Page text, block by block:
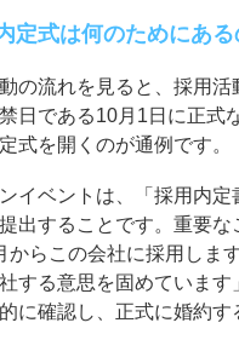
定式は何のためにある
の流れを見ると、採用活
日である10月1日に正式
式を開くのが通例です。
イベントは、「採用内定
提出することです。重要
からこの会社に採用しま
する意思を固めています
に確認し、正式に婚約す